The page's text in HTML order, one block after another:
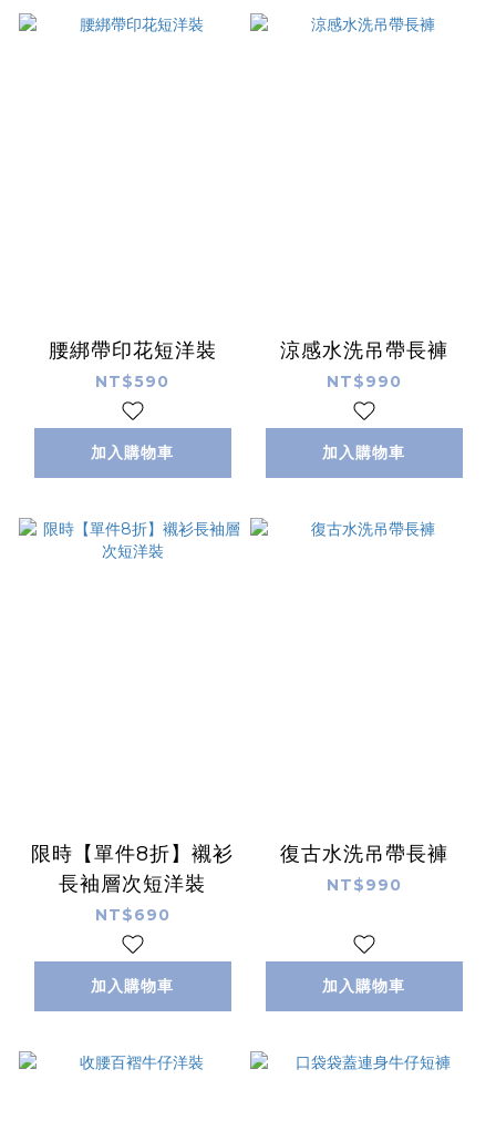
腰綁帶印花短洋裝
NT$590
加入購物車
涼感水洗吊帶長褲
NT$990
加入購物車
限時【單件8折】襯衫
長袖層次短洋裝
NT$690
加入購物車
復古水洗吊帶長褲
NT$990
加入購物車